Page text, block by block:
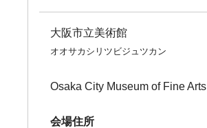
大阪市立美術館
オオサカシリツビジュツカン
Osaka City Museum of Fine Arts
会場住所